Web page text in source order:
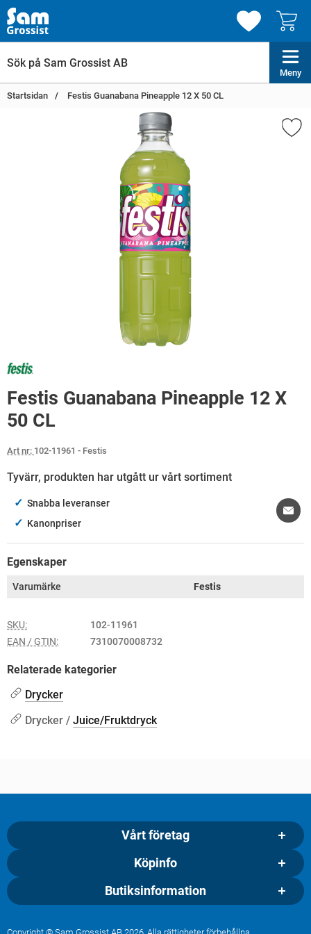
Meny
Startsidan Festis Guanabana Pineapple 12 X 50 CL
Festis Guanabana Pineapple 12 X
50 CL
Art nr: 102-11961 - Festis
Tyvärr, produkten har utgått ur vårt sortiment
✓ Snabba leveranser
✓ Kanonpriser
Egenskaper
Varumärke Festis
SKU:
102-11961
EAN / GTIN:
7310070008732
Relaterade kategorier
Drycker
Drycker / Juice/Fruktdryck
Vårt företag
Köpinfo
Butiksinformation